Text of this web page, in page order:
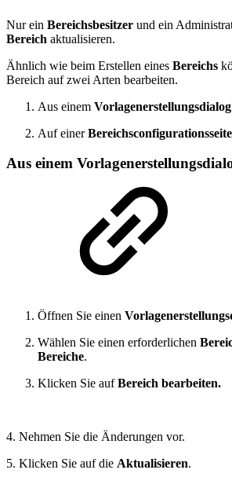
Nur ein Bereichsbesitzer und ein
Bereich aktualisieren.
Ähnlich wie beim Erstellen eines Bereichs
Bereich auf zwei Arten bearbeiten.
Aus einem Vorlagenerstellungsdialog
Auf einerBereichsconfigurationsseite
Aus einem
Öffnen Sie einen
Wählen Sie einen erforderlichen
Bereiche.
Klicken Sie aufBereich bearbeiten.
4. Nehmen Sie die Änderungen vor.
5. Klicken Sie auf die Aktualisieren.